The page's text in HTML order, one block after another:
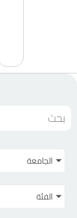
الجامعة
الفئة